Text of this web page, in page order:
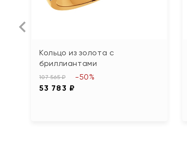
Кольцо из золота с
бриллиантами
107 565 ₽
53 783 ₽
-50%